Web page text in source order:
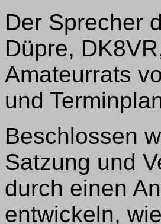
Der Sprecher
Düpre,
Amateurrats
und
Beschlossen
Satzung und
durch einen
entwickeln,